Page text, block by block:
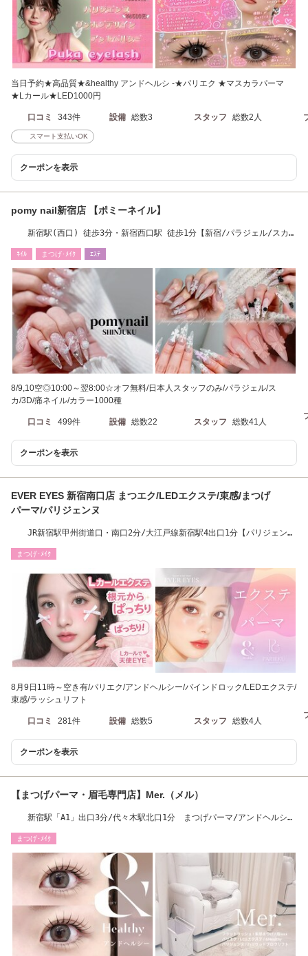
当日予約★高品質★&healthy アンドヘルシ -★パリエク ★マスカラパーマ
★Lカール★LED1000円
口コミ 343件 設備 総数3 スタッフ 総数2人
スマート支払いOK
クーポンを表示
pomy nail新宿店 【ポミーネイル】
新宿駅(西口) 徒歩3分・新宿西口駅 徒歩1分【新宿/パラジェル/スカル
ﾈｲﾙ まつげ･ﾒｲｸ ｴｽﾃ
8/9,10空◎10:00～翌8:00☆オフ無料/日本人スタッフのみ/パラジェル/ス
カ/3D/痛ネイル/カラー1000種
口コミ 499件 設備 総数22 スタッフ 総数41人
クーポンを表示
EVER EYES 新宿南口店 まつエク/LEDエクステ/束感/まつげ
パーマ/パリジェンヌ
JR新宿駅甲州街道口・南口2分/大江戸線新宿駅4出口1分【パリジェン
まつげ･ﾒｲｸ
8月9日11時～空き有/パリエク/アンドヘルシー/バインドロック/LEDエクステ/
束感/ラッシュリフト
口コミ 281件 設備 総数5 スタッフ 総数4人
クーポンを表示
【まつげパーマ・眉毛専門店】Mer.（メル）
新宿駅「A1」出口3分/代々木駅北口1分 まつげパーマ/アンドヘルシ
まつげ･ﾒｲｸ